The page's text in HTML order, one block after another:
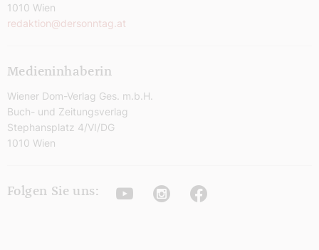
1010 Wien
redaktion@dersonntag.at
Medieninhaberin
Wiener Dom-Verlag Ges. m.b.H.
Buch- und Zeitungsverlag
Stephansplatz 4/VI/DG
1010 Wien
Folgen Sie uns: YoutubeInstagramFacebook